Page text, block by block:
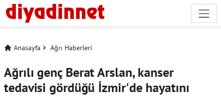
Anasayfa Ağrı Haberleri
Ağrılı genç Berat Arslan, kanser
tedavisi gördüğü İzmir'de hayatını